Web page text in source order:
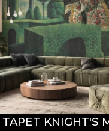
TAPET KNIGHT'S